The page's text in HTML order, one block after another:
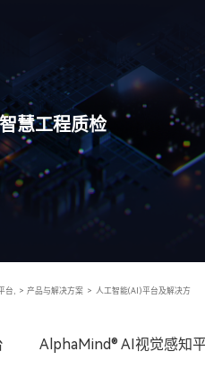
慧工程质检
台, > 产品与解决方案 > 人工智能(AI)平台及解决方
AlphaMind® AI视觉感知